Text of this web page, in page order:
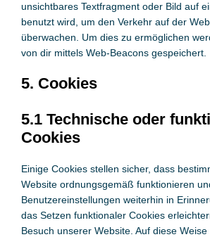
unsichtbares Textfragment oder Bild auf
benutzt wird, um den Verkehr auf der
überwachen. Um dies zu ermöglichen
von dir mittels Web-Beacons gespeichert.
5. Cookies
5.1 Technische oder
Cookies
Einige Cookies stellen sicher, dass
Website ordnungsgemäß funktionieren
Benutzereinstellungen weiterhin in
das Setzen funktionaler Cookies
Besuch unserer Website. Auf diese